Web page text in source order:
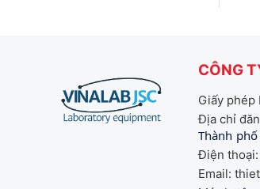
CÔNG
Giấy phép
Địa chỉ
Thành
Điện
Email: